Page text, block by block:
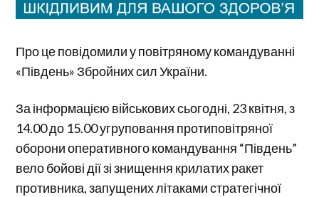
Про це повідомили у повітряному командуванні
«Південь» Збройних сил України.
За інформацією військових сьогодні, 23 квітня, з
14.00 до 15.00 угруповання протиповітряної
оборони оперативного командування “Південь”
вело бойові дії зі знищення крилатих ракет
противника, запущених літаками стратегічної